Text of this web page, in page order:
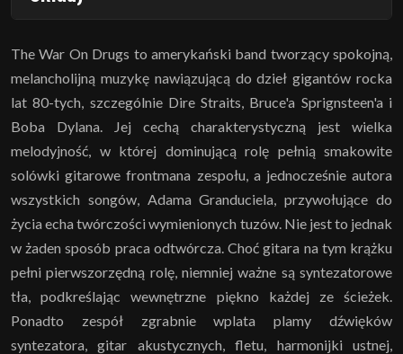
The War On Drugs to amerykański band tworzący spokojną,
melancholijną muzykę nawiązującą do dzieł gigantów rocka
lat 80-tych, szczególnie Dire Straits, Bruce'a Sprignsteen'a i
Boba Dylana. Jej cechą charakterystyczną jest wielka
melodyjność, w której dominującą rolę pełnią smakowite
solówki gitarowe frontmana zespołu, a jednocześnie autora
wszystkich songów, Adama Granduciela, przywołujące do
życia echa twórczości wymienionych tuzów. Nie jest to jednak
w żaden sposób praca odtwórcza. Choć gitara na tym krążku
pełni pierwszorzędną rolę, niemniej ważne są syntezatorowe
tła, podkreślając wewnętrzne piękno każdej ze ścieżek.
Ponadto zespół zgrabnie wplata plamy dźwięków
syntezatora, gitar akustycznych, fletu, harmonijki ustnej,